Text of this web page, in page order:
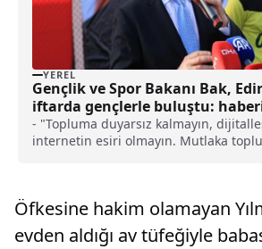
YEREL
Gençlik ve Spor Bakanı Bak,
iftarda gençlerle buluştu:
- "Topluma duyarsız kalmayın,
internetin esiri olmayın. Mutlaka
Öfkesine hakim olamayan
evden aldığı av tüfeğiyle